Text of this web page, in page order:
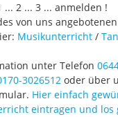
... 2 ... 3 ... anmelden !
von uns
Musikunterricht/
unter Telefon
3026512oder über
Hier einfach
eintragen und los